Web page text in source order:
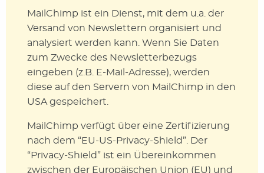
MailChimp ist ein Dienst, mit dem u.a. der
Versand von Newslettern organisiert und
analysiert werden kann. Wenn Sie Daten
zum Zwecke des Newsletterbezugs
eingeben (z.B. E-Mail-Adresse), werden
diese auf den Servern von MailChimp in den
USA gespeichert.
MailChimp verfügt über eine Zertifizierung
nach dem “EU-US-Privacy-Shield”. Der
“Privacy-Shield” ist ein Übereinkommen
zwischen der Europäischen Union (EU) und